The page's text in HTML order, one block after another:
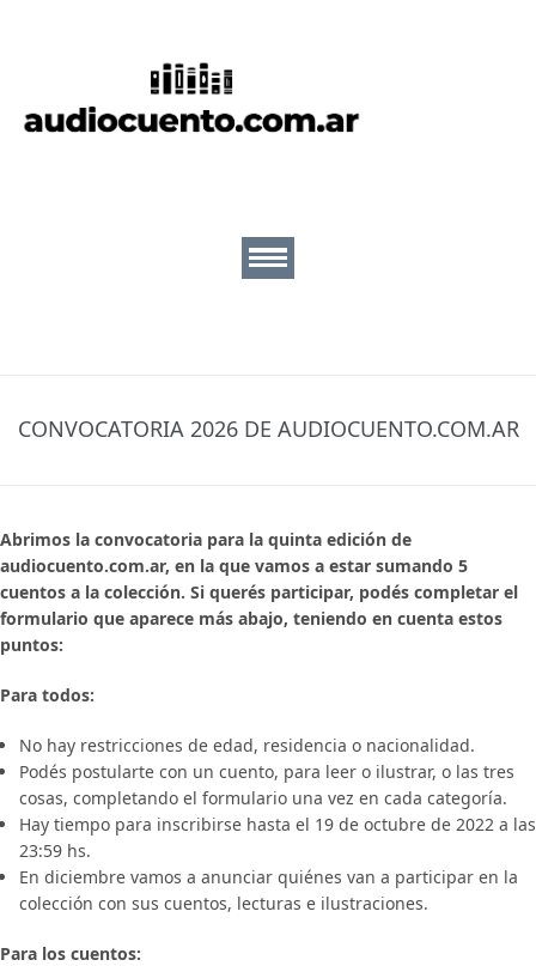
CONVOCATORIA 2026 DE AUDIOCUENTO.COM.AR
Abrimos la convocatoria para la quinta edición de
audiocuento.com.ar, en la que vamos a estar sumando 5
cuentos a la colección. Si querés participar, podés completar el
formulario que aparece más abajo, teniendo en cuenta estos
puntos:
Para todos:
No hay restricciones de edad, residencia o nacionalidad.
Podés postularte con un cuento, para leer o ilustrar, o las tres
cosas, completando el formulario una vez en cada categoría.
Hay tiempo para inscribirse hasta el 19 de octubre de 2022 a las
23:59 hs.
En diciembre vamos a anunciar quiénes van a participar en la
colección con sus cuentos, lecturas e ilustraciones.
Para los cuentos: